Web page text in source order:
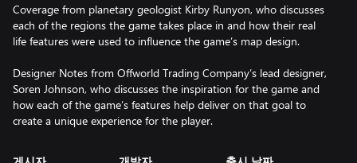
Coverage from planetary geologist Kirby Runyon, who discusses
each of the regions the game takes place in and how their real
life features were used to influence the game’s map design.
Designer Notes from Offworld Trading Company’s lead designer,
Soren Johnson, who discusses the inspiration for the game and
how each of the game’s features help deliver on that goal to
create a unique experience for the player.